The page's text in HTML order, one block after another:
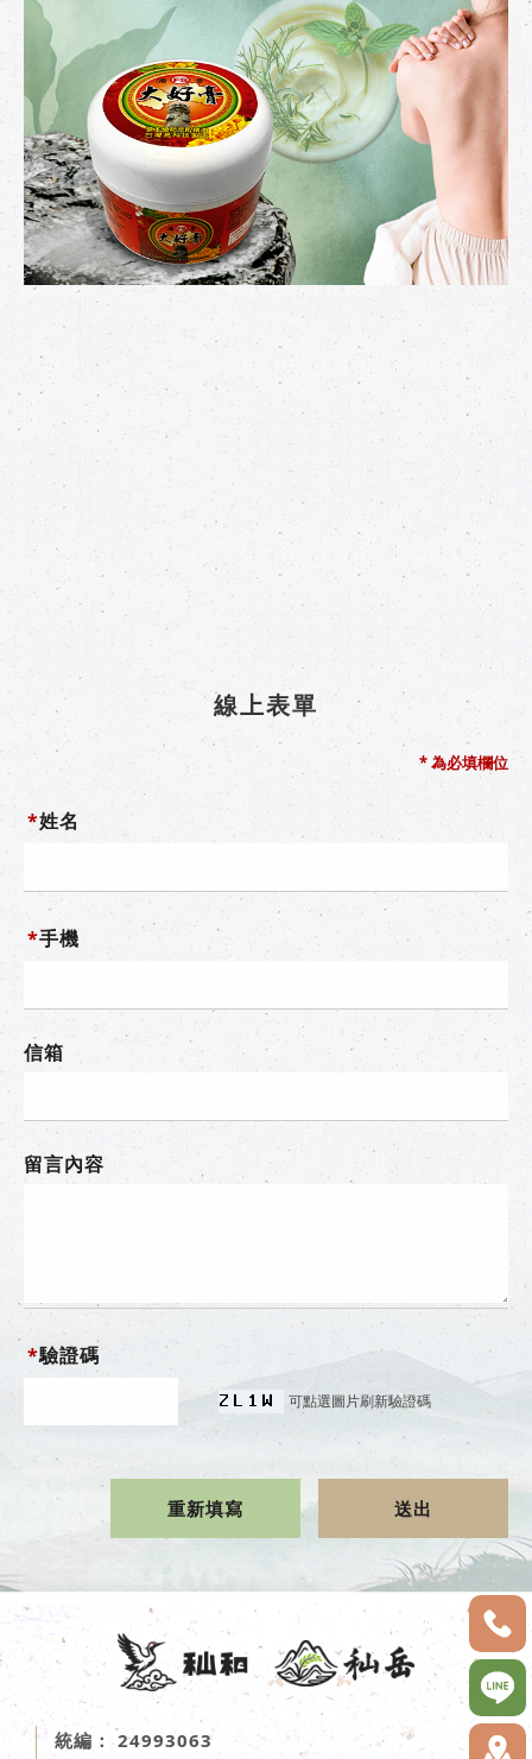
線上表單
* 為必填欄位
*姓名
*手機
信箱
留言內容
*驗證碼
可點選圖片刷新驗證碼
24993063